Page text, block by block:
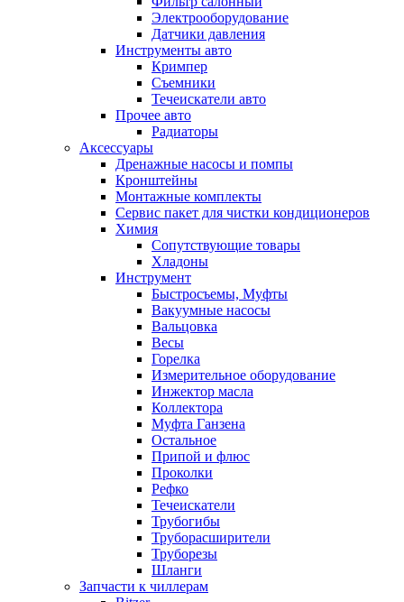
Электрооборудование
Датчики давления
Инструменты авто
Кримпер
Съемники
Течеискатели авто
Прочее авто
Радиаторы
Аксессуары
Дренажные насосы и помпы
Кронштейны
Монтажные комплекты
Сервис пакет для чистки кондиционеров
Химия
Сопутствующие товары
Хладоны
Инструмент
Быстросъемы, Муфты
Вакуумные насосы
Вальцовка
Весы
Горелка
Измерительное оборудование
Инжектор масла
Коллектора
Муфта Ганзена
Остальное
Припой и флюс
Проколки
Рефко
Течеискатели
Трубогибы
Труборасширители
Труборезы
Шланги
Запчасти к чиллерам